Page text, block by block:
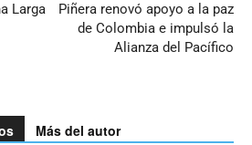
Larga
Piñera renovó apoyo a la paz
de Colombia e impulsó la
Alianza del Pacífico
Más del autor